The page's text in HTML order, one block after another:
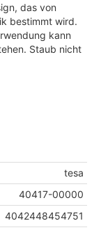
das von
bestimmt wird.
kann
Staub nicht
tesa
40417-00000
4042448454751